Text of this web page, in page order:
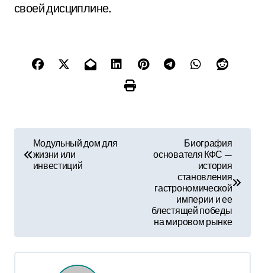
своей дисциплине.
г
а
Модульный дом для
жизни или
инвестиций
Биография
основателя КФС —
история
становления
гастрономической
империи и ее
блестящей победы
на мировом рынке